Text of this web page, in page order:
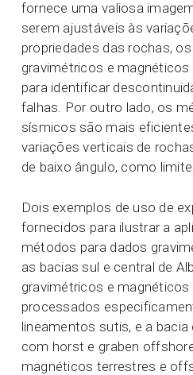
fornece uma valiosa
serem ajustáveis às
propriedades das rochas,
gravimétricos e
para identificar
falhas. Por outro lado, os
sísmicos são mais
variações verticais de
de baixo ângulo, como
Dois exemplos de uso de
fornecidos para ilustrar a
métodos para dados
as bacias sul e central de
gravimétricos e
processados
lineamentos sutis, e a bacia
com horst e graben
magnéticos terrestres e